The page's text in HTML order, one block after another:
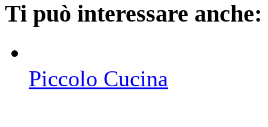
Ti può interessare anche:
Piccolo Cucina